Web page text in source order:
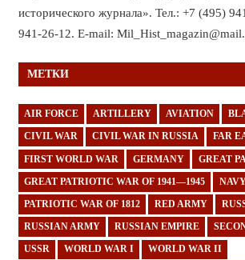
исторического журнала». Тел.: +7 (495)
941-26-12. E-mail:
МЕТКИ
AIR FORCE ARTILLERY AVIATION
CIVIL WAR CIVIL WAR IN RUSSIA FAR
FIRST WORLD WAR GERMANY GREAT
GREAT PATRIOTIC WAR OF 1941—1945
PATRIOTIC WAR OF 1812 RED ARMY
RUSSIAN ARMY RUSSIAN EMPIRE
USSR WORLD WAR I WORLD WAR II